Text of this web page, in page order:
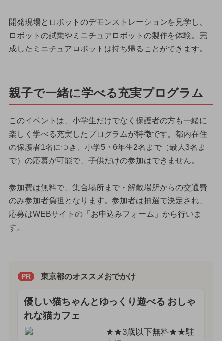
開発現場とロボットのデモンストレーションを見学し、
ロボットの試乗やミニチュアロボットの製作を体験。完
成したミニチュアロボットは持ち帰ることができます。
親子で一緒に学べる充実プログラム
このイベントは、小学生だけでなく保護者の方も一緒に
楽しく学べる充実したプログラムが特徴です。都内在住
の保護者1名につき、小学5・6年生2名まで（最大3名ま
で）の応募が可能で、子供だけの参加はできません。
参加費は無料で、集合場所まで・解散場所からの交通費
のみ参加者負担となります。参加者は抽選で決定され、
応募はWEBサイトの「お申込みフォーム」から行いま
す。
PR 東京都のオススメおでかけ
優しい猫ちゃんとゆっくり遊べる おしゃ
れな猫カフェ
★★3歳以下無料★★駐